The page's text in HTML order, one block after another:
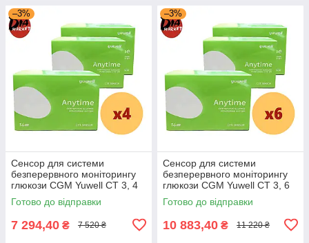
–3%
Сенсор для системи
безперервного моніторингу
глюкози CGM Yuwell CT 3, 4
пак.
Готово до відправки
7 294,40 ₴ 7 520 ₴
–3%
Сенсор для системи
безперервного моніторингу
глюкози CGM Yuwell CT 3, 6
пак.
Готово до відправки
10 883,40 ₴ 11 220 ₴